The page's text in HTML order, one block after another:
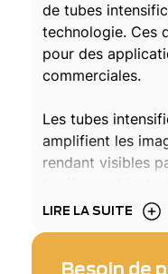
de tubes
technologie. Ces
pour des
commerciales.
Les tubes
amplifient les
rendant visibles
comme les
artificielles, telles
LIRE LA SUITE